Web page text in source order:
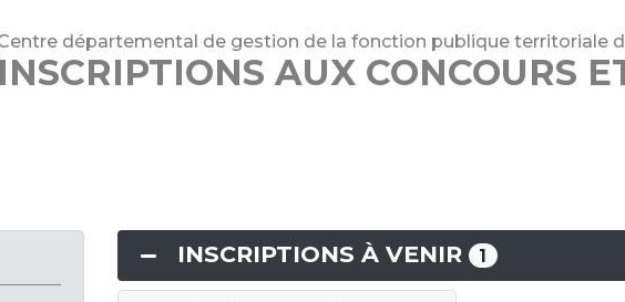
départemental de gestion de la fonction publique territoriale
INSCRIPTIONS AUX CONCOURS
INSCRIPTIONS À VENIR 1